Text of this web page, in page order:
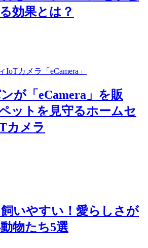
効果とは？
が「eCamera」を販
ットを見守るホームセ
カメラ
いやすい！愛らしさが
物たち5選